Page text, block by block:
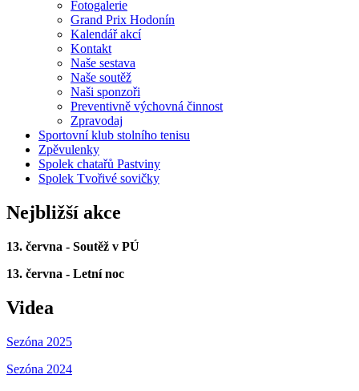
Fotogalerie
Grand Prix Hodonín
Kalendář akcí
Kontakt
Naše sestava
Naše soutěž
Naši sponzoři
Preventivně výchovná činnost
Zpravodaj
Sportovní klub stolního tenisu
Zpěvulenky
Spolek chatařů Pastviny
Spolek Tvořivé sovičky
Nejbližší akce
13. června - Soutěž v PÚ
13. června - Letní noc
Videa
Sezóna 2025
Sezóna 2024